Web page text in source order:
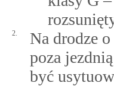
2.
Na drodze
poza
być